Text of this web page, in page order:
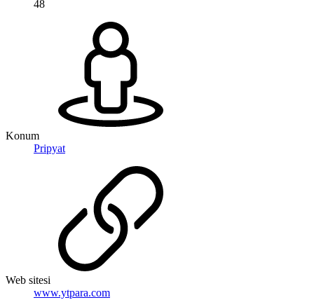
48
Konum
Pripyat
Web sitesi
www.ytpara.com